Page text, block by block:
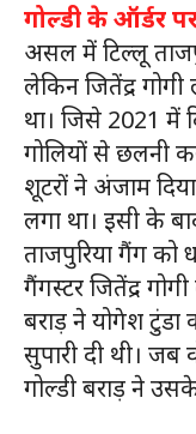
गोल्डी के ऑर्डर
असल में टिल्लू
लेकिन जितेंद्र गोगी
था। जिसे 2021 में
गोलियों से छलनी
शूटरों ने अंजाम
लगा था। इसी के
ताजपुरिया गैंग
गैंगस्टर जितेंद्र
बराड़ ने योगेश टुंडा
सुपारी दी थी। जब
गोल्डी बराड़ ने